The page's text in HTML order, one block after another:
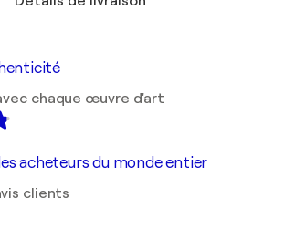
chaque œuvre d'art
acheteurs du monde entier
clients